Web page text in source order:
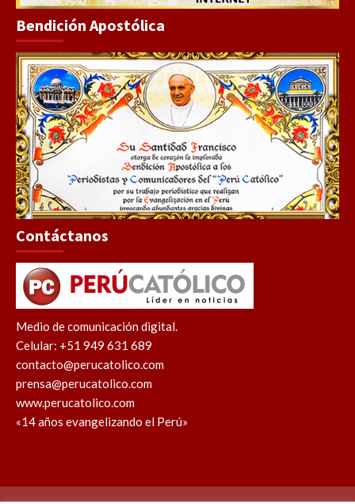
Bendición Apostólica
Contáctanos
Medio de comunicación digital.
Celular: +51 949 631 689
contacto@perucatolico.com
prensa@perucatolico.com
www.perucatolico.com
«14 años evangelizando el Perú»